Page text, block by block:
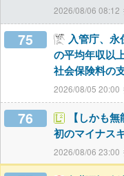
2026/08/06 08:12
75
入管庁、
の平均年収以
社会保険料の
2026/08/05 20:00
76
【しかも
初のマイナス
2026/08/06 23:00